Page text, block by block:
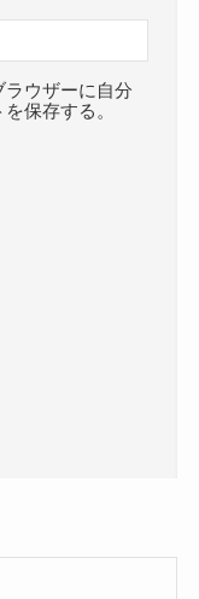
ウザーに自分
保存する。